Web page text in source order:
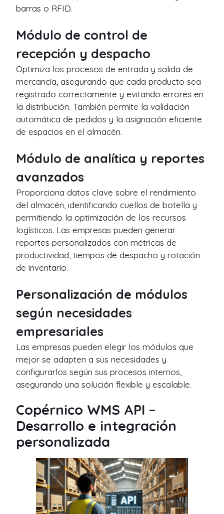
barras o RFID.
Módulo de control de
recepción y despacho
Optimiza los procesos de entrada y salida de
mercancía, asegurando que cada producto sea
registrado correctamente y evitando errores en
la distribución. También permite la validación
automática de pedidos y la asignación eficiente
de espacios en el almacén.
Módulo de analítica y reportes
avanzados
Proporciona datos clave sobre el rendimiento
del almacén, identificando cuellos de botella y
permitiendo la optimización de los recursos
logísticos. Las empresas pueden generar
reportes personalizados con métricas de
productividad, tiempos de despacho y rotación
de inventario.
Personalización de módulos
según necesidades
empresariales
Las empresas pueden elegir los módulos que
mejor se adapten a sus necesidades y
configurarlos según sus procesos internos,
asegurando una solución flexible y escalable.
Copérnico WMS API –
Desarrollo e integración
personalizada